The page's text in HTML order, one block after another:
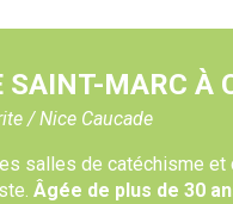
SAINT-MARC À
/ Nice Caucade
salles de catéchisme
Âgée de plus de 30